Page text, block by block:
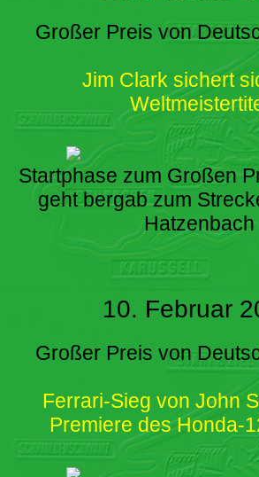
Großer Preis von
Jim Clark sichert
Startphase zum Großen
geht bergab zum
Hatzenbach
10. Februar
Großer Preis von
Ferrari-Sieg von John
Premiere des Honda-